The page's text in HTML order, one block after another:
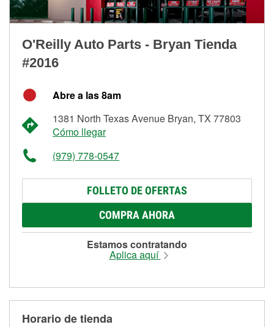
O'Reilly Auto Parts - Bryan Tienda
#2016
Abre a las 8am
1381 North Texas Avenue Bryan, TX 77803
Cómo llegar
(979) 778-0547
FOLLETO DE OFERTAS
COMPRA AHORA
Estamos contratando
Aplica aquí
Horario de tienda